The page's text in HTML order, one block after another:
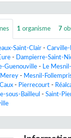
1 organisme 7
Saint-Clair -
- Dampierre-Saint-
Guenouville - Le
Merey - Mesnil-
- Pierrecourt -
sous-Bailleul - Saint-